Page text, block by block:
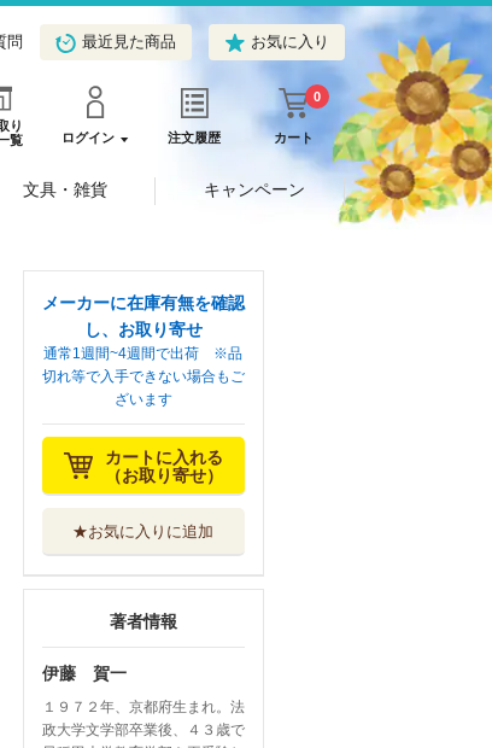
問 最近見た商品 お気に入り
り
覧
ログイン 注文履歴 カート
0
文具・雑貨 キャンペーン
メーカーに在庫有無を確認
し、お取り寄せ
通常1週間~4週間で出荷 ※品
切れ等で入手できない場合もご
ざいます
カートに入れる
（お取り寄せ）
★お気に入りに追加
著者情報
伊藤 賀一
１９７２年、京都府生まれ。法
政大学文学部卒業後、４３歳で